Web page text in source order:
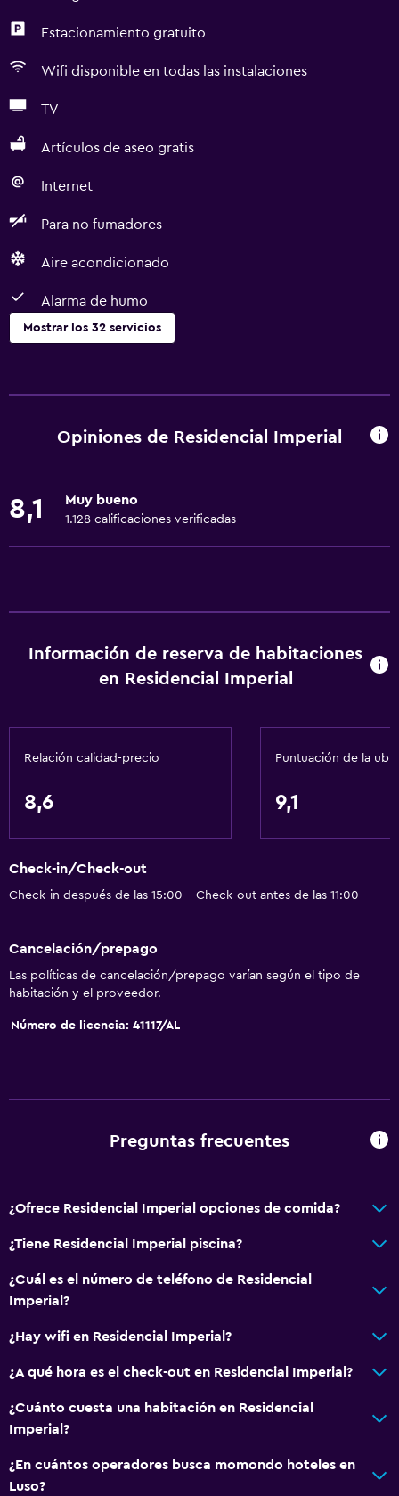
Estacionamiento gratuito
Wifi disponible en todas las instalaciones
TV
Artículos de aseo gratis
Internet
Para no fumadores
Aire acondicionado
Alarma de humo
Mostrar los 32 servicios
Wifi gratis
Toallas
Calefacción
Tina de baño
Aseo
General
Teléfono
Piso de parquet o madera noble
Estacionamiento y transporte
Sistema de entretenimiento
Accesibilidad y adecuación
Para no fumadores
Plantas superiores accesibles por escaleras
Terraza
Terraza/patio
Servicios y facilidades
Botella de agua
Opiniones de Residencial Imperial
8,1 Muy bueno
1.128 calificaciones verificadas
Información de reserva de habitaciones
en Residencial Imperial
Relación calidad-precio
8,6
Puntuación de la
9,1
Check-in/Check-out
Check-in después de las 15:00 - Check-out antes de las 11:00
Cancelación/prepago
Las políticas de cancelación/prepago varían según el tipo de
habitación y el proveedor.
Número de licencia: 41117/AL
Preguntas frecuentes
¿Ofrece Residencial Imperial opciones de comida?
¿Tiene Residencial Imperial piscina?
¿Cuál es el número de teléfono de Residencial
Imperial?
¿Hay wifi en Residencial Imperial?
¿A qué hora es el check-out en Residencial Imperial?
¿Cuánto cuesta una habitación en Residencial
Imperial?
¿En cuántos operadores busca momondo hoteles en
Luso?